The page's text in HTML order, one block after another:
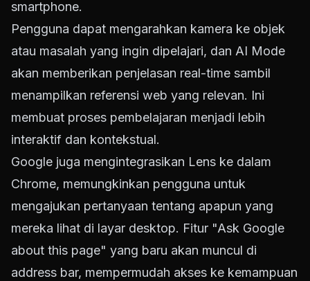
smartphone.
Pengguna dapat mengarahkan kamera ke objek
atau masalah yang ingin dipelajari, dan AI Mode
akan memberikan penjelasan real-time sambil
menampilkan referensi web yang relevan. Ini
membuat proses pembelajaran menjadi lebih
interaktif dan kontekstual.
Google juga mengintegrasikan Lens ke dalam
Chrome, memungkinkan pengguna untuk
mengajukan pertanyaan tentang apapun yang
mereka lihat di layar desktop. Fitur "Ask Google
about this page" yang baru akan muncul di
address bar, mempermudah akses ke kemampuan